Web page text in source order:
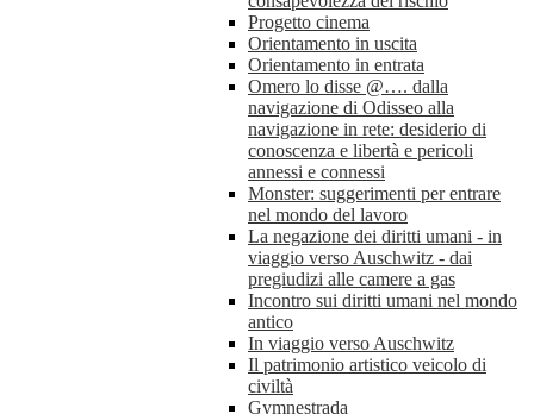
Progetto cinema
Orientamento in uscita
Orientamento in entrata
Omero lo disse @…. dalla
navigazione di Odisseo alla
navigazione in rete: desiderio di
conoscenza e libertà e pericoli
annessi e connessi
Monster: suggerimenti per entrare
nel mondo del lavoro
La negazione dei diritti umani - in
viaggio verso Auschwitz - dai
pregiudizi alle camere a gas
Incontro sui diritti umani nel mondo
antico
In viaggio verso Auschwitz
Il patrimonio artistico veicolo di
civiltà
Gymnestrada